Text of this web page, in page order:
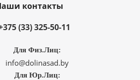
контакты
(33) 325-50-11
Для Физ.Лиц:
info@dolinasad.by
Для Юр.Лиц: